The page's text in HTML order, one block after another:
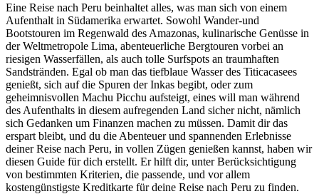
Eine Reise nach Peru beinhaltet alles, was man sich von einem
Aufenthalt in Südamerika erwartet. Sowohl Wander-und
Bootstouren im Regenwald des Amazonas, kulinarische Genüsse in
der Weltmetropole Lima, abenteuerliche Bergtouren vorbei an
riesigen Wasserfällen, als auch tolle Surfspots an traumhaften
Sandstränden. Egal ob man das tiefblaue Wasser des Titicacasees
genießt, sich auf die Spuren der Inkas begibt, oder zum
geheimnisvollen Machu Picchu aufsteigt, eines will man während
des Aufenthalts in diesem aufregenden Land sicher nicht, nämlich
sich Gedanken um Finanzen machen zu müssen. Damit dir das
erspart bleibt, und du die Abenteuer und spannenden Erlebnisse
deiner Reise nach Peru, in vollen Zügen genießen kannst, haben wir
diesen Guide für dich erstellt. Er hilft dir, unter Berücksichtigung
von bestimmten Kriterien, die passende, und vor allem
kostengünstigste Kreditkarte für deine Reise nach Peru zu finden.